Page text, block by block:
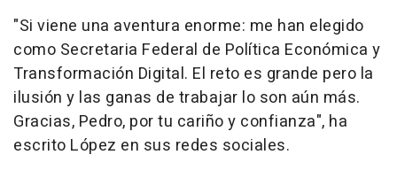
"Si viene una aventura enorme: me han elegido
como Secretaria Federal de Política Económica y
Transformación Digital. El reto es grande pero la
ilusión y las ganas de trabajar lo son aún más.
Gracias, Pedro, por tu cariño y confianza", ha
escrito López en sus redes sociales.